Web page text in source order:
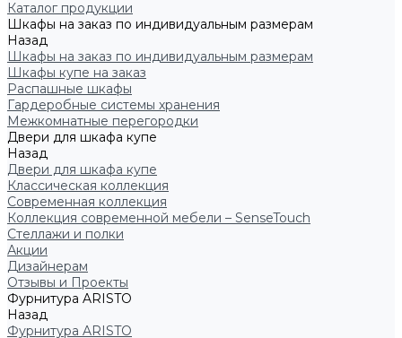
Каталог продукции
Шкафы на заказ по индивидуальным размерам
Назад
Шкафы на заказ по индивидуальным размерам
Шкафы купе на заказ
Распашные шкафы
Гардеробные системы хранения
Межкомнатные перегородки
Двери для шкафа купе
Назад
Двери для шкафа купе
Классическая коллекция
Современная коллекция
Коллекция современной мебели – SenseTouch
Стеллажи и полки
Акции
Дизайнерам
Отзывы и Проекты
Фурнитура ARISTO
Назад
Фурнитура ARISTO